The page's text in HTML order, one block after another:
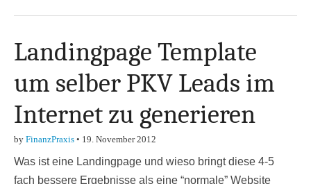
Landingpage Template
um selber PKV Leads im
Internet zu generieren
by FinanzPraxis • 19. November 2012
Was ist eine Landingpage und wieso bringt diese 4-5
fach bessere Ergebnisse als eine “normale” Website